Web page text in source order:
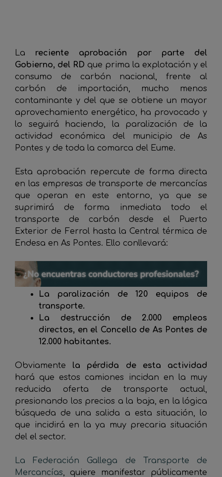
La reciente aprobación por parte del
Gobierno, del RD que prima la explotación y el
consumo de carbón nacional, frente al
carbón de importación, mucho menos
contaminante y del que se obtiene un mayor
aprovechamiento energético, ha provocado y
lo seguirá haciendo, la paralización de la
actividad económica del municipio de As
Pontes y de toda la comarca del Eume.
Esta aprobación repercute de forma directa
en las empresas de transporte de mercancías
que operan en este entorno, ya que se
suprimirá de forma inmediata todo el
transporte de carbón desde el Puerto
Exterior de Ferrol hasta la Central térmica de
Endesa en As Pontes. Ello conllevará:
La paralización de 120 equipos de
transporte.
La destrucción de 2.000 empleos
directos, en el Concello de As Pontes de
12.000 habitantes.
Obviamente la pérdida de esta actividad
hará que estos camiones incidan en la muy
reducida oferta de transporte actual,
presionando los precios a la baja, en la lógica
búsqueda de una salida a esta situación, lo
que incidirá en la ya muy precaria situación
del el sector.
La Federación Gallega de Transporte de
Mercancías , quiere manifestar públicamente